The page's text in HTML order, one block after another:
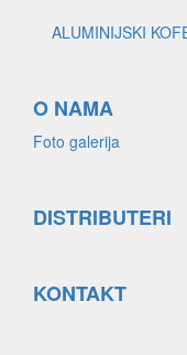
ALUMINIJSKI
O NAMA
Foto galerija
DISTRIBUTERI
KONTAKT